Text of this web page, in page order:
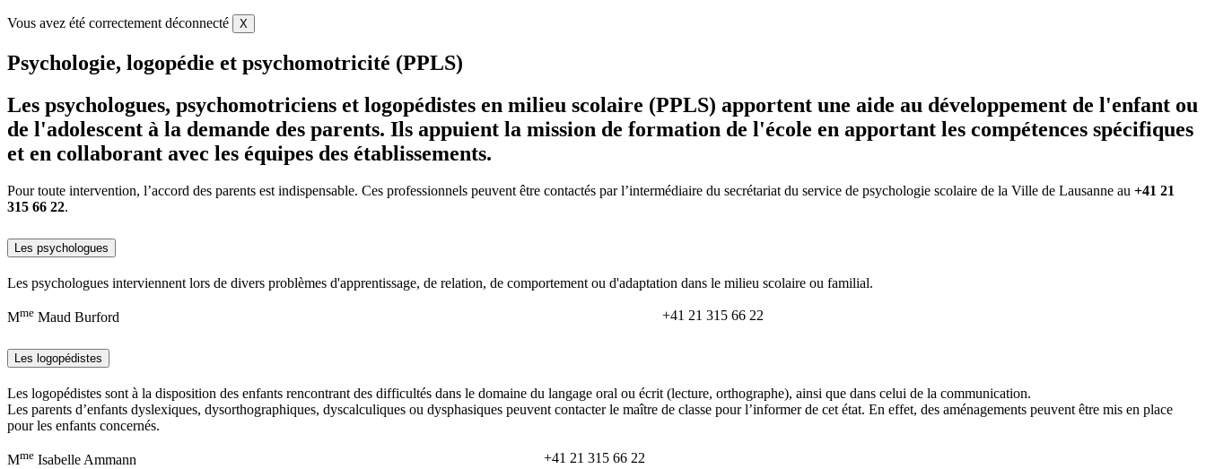
Vous avez été correctement déconnecté X
Psychologie, logopédie et psychomotricité (PPLS)
Les psychologues, psychomotriciens et logopédistes en milieu scolaire (PPLS) apportent une aide au développement de l'enfant ou
de l'adolescent à la demande des parents. Ils appuient la mission de formation de l'école en apportant les compétences spécifiques
et en collaborant avec les équipes des établissements.
Pour toute intervention, l’accord des parents est indispensable. Ces professionnels peuvent être contactés par l’intermédiaire du secrétariat du service de psychologie scolaire de la Ville de Lausanne au +41 21
315 66 22.
Les psychologues
Les psychologues interviennent lors de divers problèmes d'apprentissage, de relation, de comportement ou d'adaptation dans le milieu scolaire ou familial.
Mme Maud Burford +41 21 315 66 22
Les logopédistes
Les logopédistes sont à la disposition des enfants rencontrant des difficultés dans le domaine du langage oral ou écrit (lecture, orthographe), ainsi que dans celui de la communication.
Les parents d’enfants dyslexiques, dysorthographiques, dyscalculiques ou dysphasiques peuvent contacter le maître de classe pour l’informer de cet état. En effet, des aménagements peuvent être mis en place
pour les enfants concernés.
Mme Isabelle Ammann +41 21 315 66 22